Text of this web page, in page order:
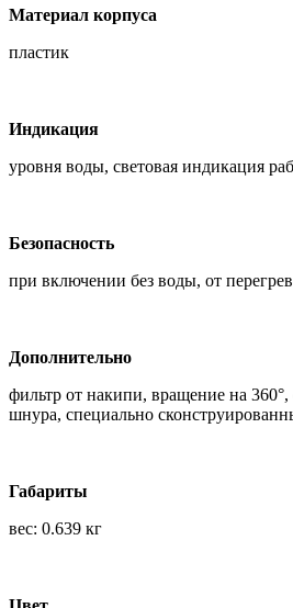
Материал корпуса
пластик
Индикация
уровня воды, световая индикация
Безопасность
при включении без воды, от
Дополнительно
фильтр от накипи, вращение на 360°,
шнура, специально
Габариты
вес: 0.639 кг